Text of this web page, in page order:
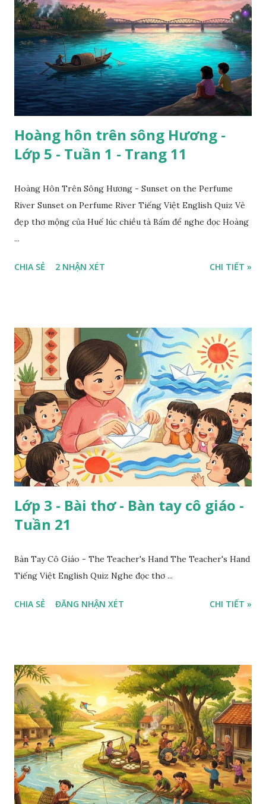
Hoàng hôn trên sông Hương -
Lớp 5 - Tuần 1 - Trang 11
Hoàng Hôn Trên Sông Hương - Sunset on the Perfume
River Sunset on Perfume River Tiếng Việt English Quiz Vẻ
đẹp thơ mộng của Huế lúc chiều tà Bấm để nghe đọc Hoàng
...
CHIA SẺ 2 NHẬN XÉT CHI TIẾT »
Lớp 3 - Bài thơ - Bàn tay cô giáo -
Tuần 21
Bàn Tay Cô Giáo - The Teacher's Hand The Teacher's Hand
Tiếng Việt English Quiz Nghe đọc thơ ...
CHIA SẺ ĐĂNG NHẬN XÉT CHI TIẾT »